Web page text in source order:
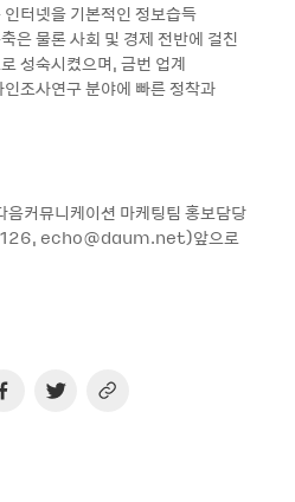
터넷을 기본적인 정보습득
은 물론 사회 및 경제 전반에 걸친
성숙시켰으며, 금번 업계
조사연구 분야에 빠른 정착과
음커뮤니케이션 마케팅팀 홍보담당
echo@daum.net)앞으로